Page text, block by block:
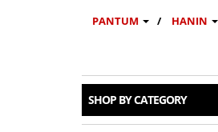
PANTUM HANIN
SHOP BY CATEGORY